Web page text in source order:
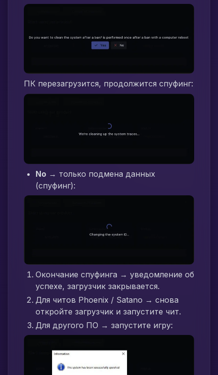
ПК перезагрузится, продолжится спуфинг:
No → только подмена данных
(спуфинг):
Окончание спуфинга → уведомление об
успехе, загрузчик закрывается.
Для читов Phoenix / Satano → снова
откройте загрузчик и запустите чит.
Для другого ПО → запустите игру: